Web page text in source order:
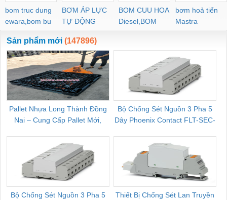
bom truc dung
ewara,bom bu
ewara
BƠM ÁP LỰC
TỰ ĐỘNG
BOM CUU HOA
Diesel,BOM
CHUA CHAY
bơm hoả tiển
Mastra
Sản phẩm mới (147896)
Pallet Nhựa Long Thành Đồng
Nai – Cung Cấp Pallet Mới,
Bộ Chống Sét Nguồn 3 Pha 5
Dây Phoenix Contact FLT-SEC-
Bộ Chống Sét Nguồn 3 Pha 5
Thiết Bị Chống Sét Lan Truyền